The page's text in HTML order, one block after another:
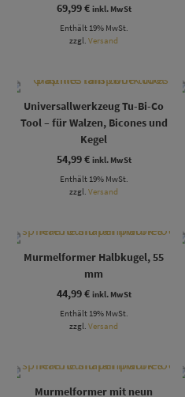
69,99€ inkl. MwSt
Enthält 19% MwSt.
zzgl.Versand
Universallwerkzeug Tu-Bi-Co
Tool – für Walzen, Bicones und
Kegel
54,99€ inkl. MwSt
Enthält 19% MwSt.
zzgl.Versand
Murmelformer Halbkugel, 55
mm
44,99€ inkl. MwSt
Enthält 19% MwSt.
zzgl.Versand
Murmelformer mit neun